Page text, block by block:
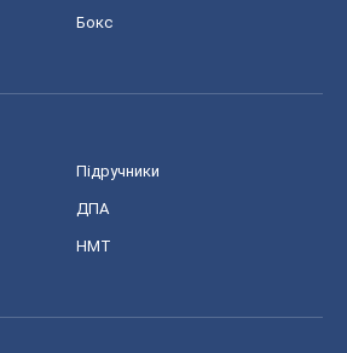
Бокс
Підручники
ДПА
НМТ